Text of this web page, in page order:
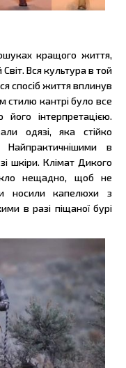
кращого життя,
Вся культура в той
спосіб життя вплинув
стилю кантрі було все
інтерпретацією.
одязі, яка стійко
Найпрактичнішими в
шкіри. Клімат Дикого
нещадно, щоб не
носили капелюхи з
в разі піщаної бурі